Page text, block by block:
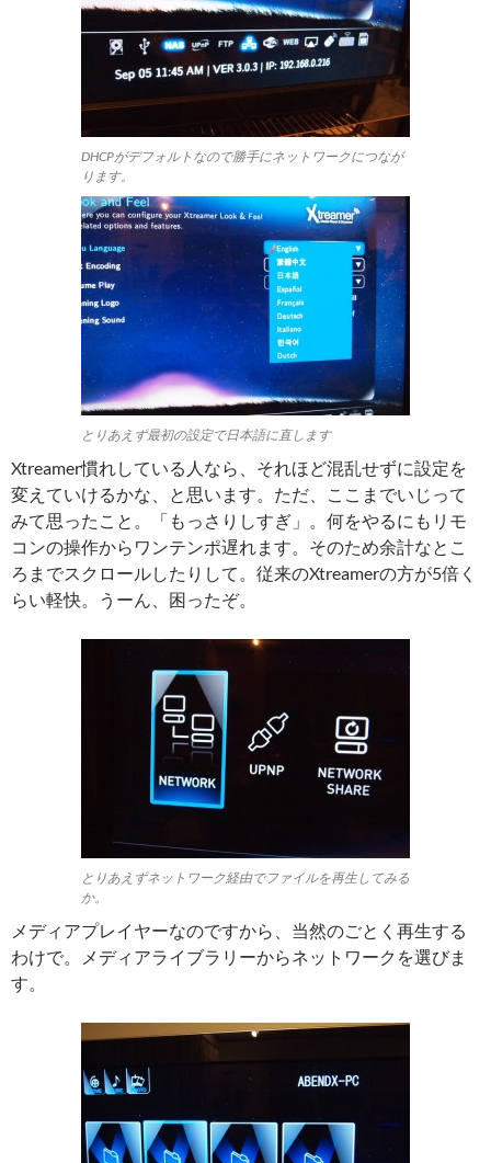
DHCPがデフォルトなので勝手にネットワークにつなが
ります。
とりあえず最初の設定で日本語に直します
Xtreamer慣れしている人なら、それほど混乱せずに設定を
変えていけるかな、と思います。ただ、ここまでいじって
みて思ったこと。「もっさりしすぎ」。何をやるにもリモ
コンの操作からワンテンポ遅れます。そのため余計なとこ
ろまでスクロールしたりして。従来のXtreamerの方が5倍く
らい軽快。うーん、困ったぞ。
とりあえずネットワーク経由でファイルを再生してみる
か。
メディアプレイヤーなのですから、当然のごとく再生する
わけで。メディアライブラリーからネットワークを選びま
す。